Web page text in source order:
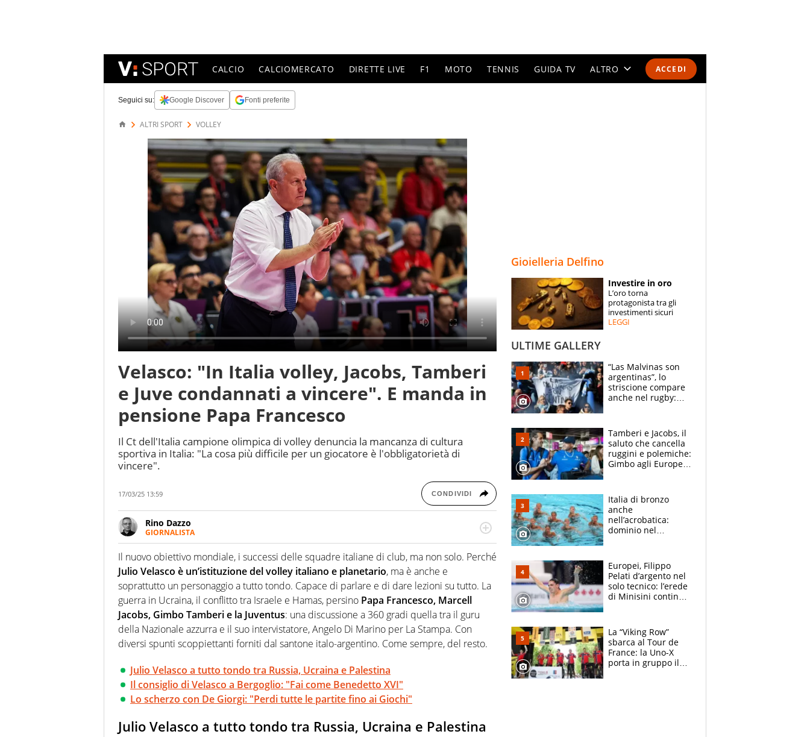
ACCEDI
CALCIO CALCIOMERCATO DIRETTE LIVE F1 MOTO TENNIS GUIDA TV ALTRO
SPECIALI
ESPERTI
Seguici su: Google Discover Fonti preferite
ALTRI SPORT VOLLEY
Velasco: "In Italia volley, Jacobs, Tamberi
e Juve condannati a vincere". E manda in
pensione Papa Francesco
Il Ct dell'Italia campione olimpica di volley denuncia la mancanza di cultura
sportiva in Italia: "La cosa più difficile per un giocatore è l'obbligatorietà di
vincere".
17/03/25 13:59 CONDIVIDI
Rino Dazzo
GIORNALISTA
Se mai ci fosse modo di traslare il glossario del calcio in una nicchia di esperti, lui ne
farebbe parte. Non si perde una svista arbitrale né gli umori social del mondo delle
curve
Il nuovo obiettivo mondiale, i successi delle squadre italiane di club, ma non solo. Perché
Julio Velasco è un’istituzione del volley italiano e planetario, ma è anche e
soprattutto un personaggio a tutto tondo. Capace di parlare e di dare lezioni su tutto. La
guerra in Ucraina, il conflitto tra Israele e Hamas, persino Papa Francesco, Marcell
Jacobs, Gimbo Tamberi e la Juventus: una discussione a 360 gradi quella tra il guru
della Nazionale azzurra e il suo intervistatore, Angelo Di Marino per La Stampa. Con
diversi spunti scoppiettanti forniti dal santone italo-argentino. Come sempre, del resto.
Julio Velasco a tutto tondo tra Russia, Ucraina e Palestina
Il consiglio di Velasco a Bergoglio: "Fai come Benedetto XVI"
Lo scherzo con De Giorgi: "Perdi tutte le partite fino ai Giochi"
Julio Velasco a tutto tondo tra Russia, Ucraina e Palestina
Gioielleria Delfino
Investire in oro
L’oro torna
protagonista tra gli
investimenti sicuri
LEGGI
ULTIME GALLERY
“Las Malvinas son
argentinas”, lo
striscione compare
anche nel rugby:
un caso
Tamberi e Jacobs, il
saluto che cancella
ruggini e polemiche:
Gimbo agli Europei
Italia di bronzo
anche
nell’acrobatica:
dominio nel
e compagni
continuare
Europei, Filippo
Pelati d’argento nel
solo tecnico: l’erede
di Minisini continua
mirino
La “Viking Row”
sbarca al Tour de
France: la Uno-X
porta in gruppo il